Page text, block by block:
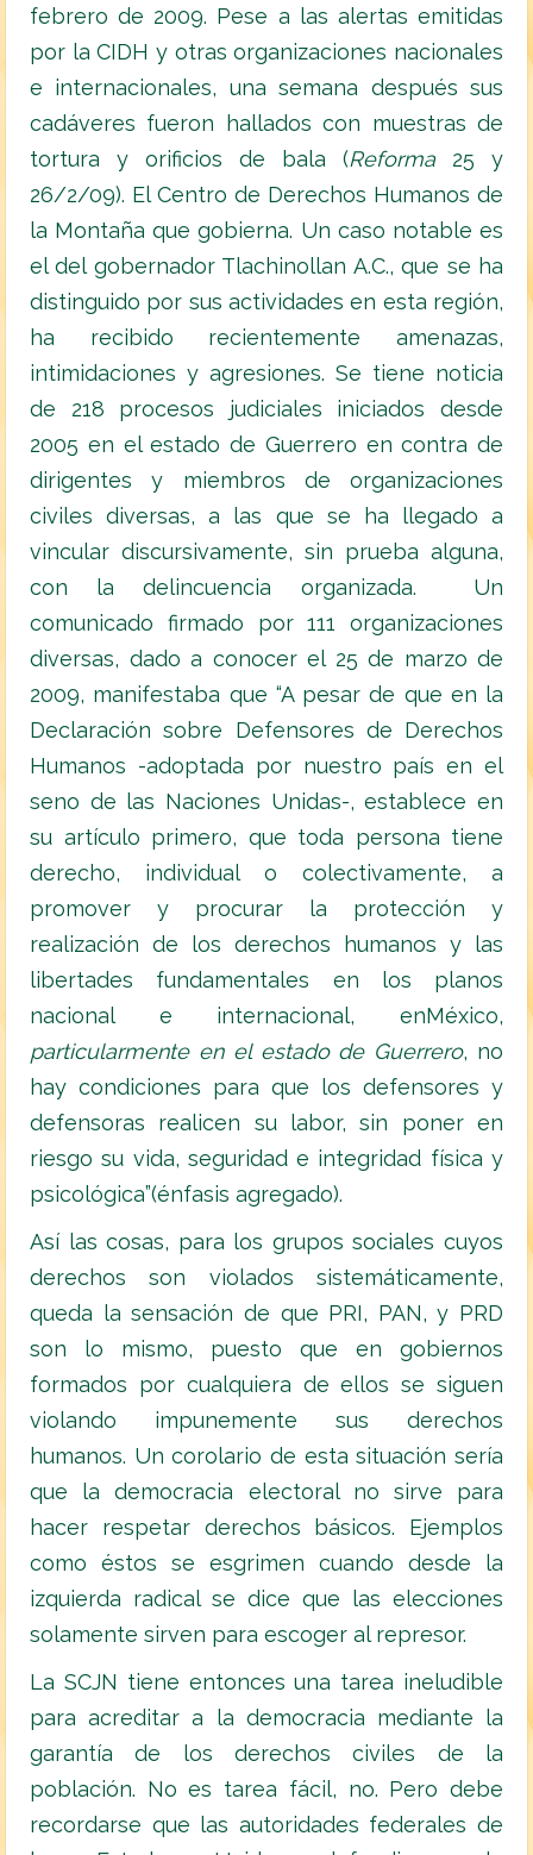
febrero de 2009. Pese a las alertas emitidas
por la CIDH y otras organizaciones nacionales
e internacionales, una semana después sus
cadáveres fueron hallados con muestras de
tortura y orificios de bala (Reforma 25 y
26/2/09). El Centro de Derechos Humanos de
la Montaña que gobierna. Un caso notable es
el del gobernador Tlachinollan A.C., que se ha
distinguido por sus actividades en esta región,
ha recibido recientemente amenazas,
intimidaciones y agresiones. Se tiene noticia
de 218 procesos judiciales iniciados desde
2005 en el estado de Guerrero en contra de
dirigentes y miembros de organizaciones
civiles diversas, a las que se ha llegado a
vincular discursivamente, sin prueba alguna,
con la delincuencia organizada. Un
comunicado firmado por 111 organizaciones
diversas, dado a conocer el 25 de marzo de
2009, manifestaba que “A pesar de que en la
Declaración sobre Defensores de Derechos
Humanos -adoptada por nuestro país en el
seno de las Naciones Unidas-, establece en
su artículo primero, que toda persona tiene
derecho, individual o colectivamente, a
promover y procurar la protección y
realización de los derechos humanos y las
libertades fundamentales en los planos
nacional e internacional, enMéxico,
particularmente en el estado de Guerrero, no
hay condiciones para que los defensores y
defensoras realicen su labor, sin poner en
riesgo su vida, seguridad e integridad física y
psicológica”(énfasis agregado).
Así las cosas, para los grupos sociales cuyos
derechos son violados sistemáticamente,
queda la sensación de que PRI, PAN, y PRD
son lo mismo, puesto que en gobiernos
formados por cualquiera de ellos se siguen
violando impunemente sus derechos
humanos. Un corolario de esta situación sería
que la democracia electoral no sirve para
hacer respetar derechos básicos. Ejemplos
como éstos se esgrimen cuando desde la
izquierda radical se dice que las elecciones
solamente sirven para escoger al represor.
La SCJN tiene entonces una tarea ineludible
para acreditar a la democracia mediante la
garantía de los derechos civiles de la
población. No es tarea fácil, no. Pero debe
recordarse que las autoridades federales de